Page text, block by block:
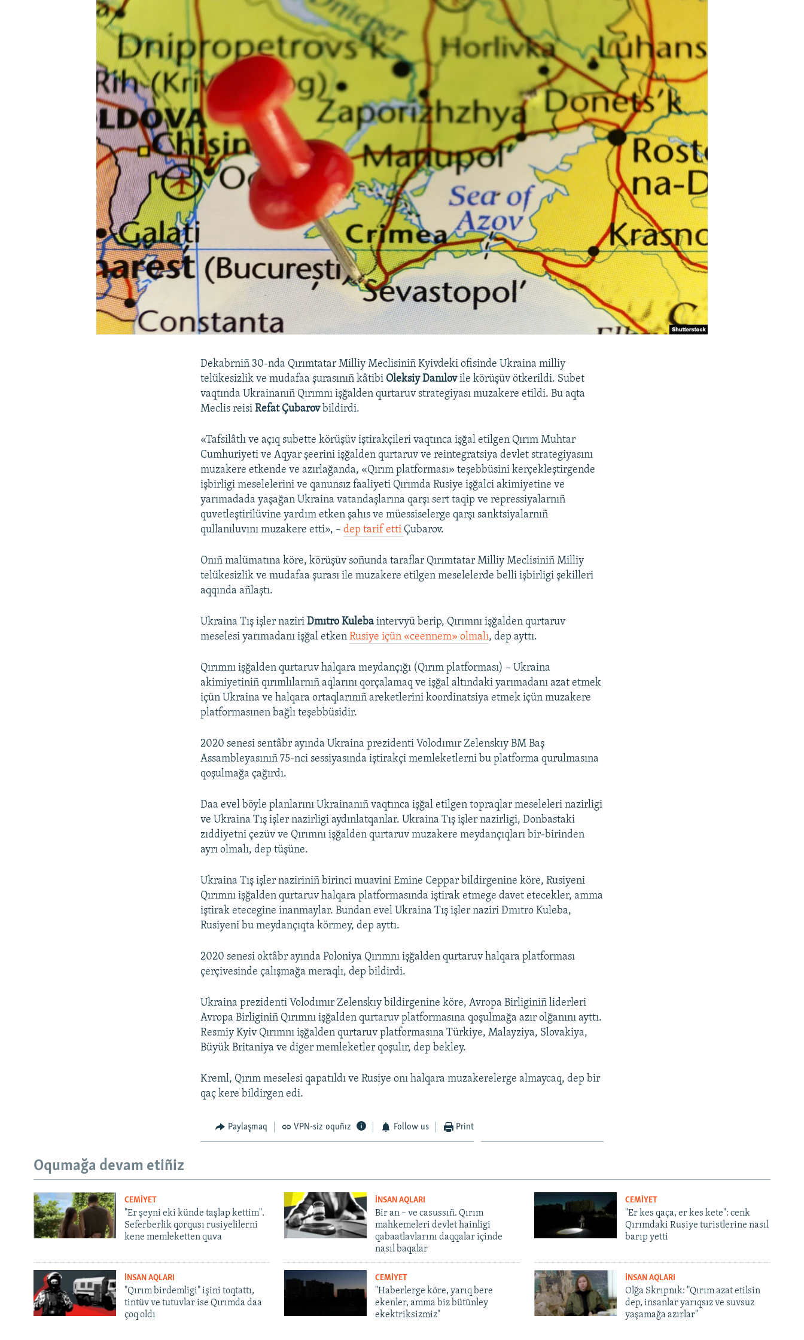
Dekabrniñ 30-nda Qırımtatar Milliy Meclisiniñ Kyivdeki ofisinde Ukraina milliy
telükesizlik ve mudafaa şurasınıñ kâtibi Oleksiy Danılovile körüşüv ötkerildi. Subet
vaqtında Ukrainanıñ Qırımnı işğalden qurtaruv strategiyası muzakere etildi. Bu aqta
Meclis reisiRefat Çubarov bildirdi.
«Tafsilâtlı ve açıq subette körüşüv iştirakçileri vaqtınca işğal etilgen Qırım Muhtar
Cumhuriyeti ve Aqyar şeerini işğalden qurtaruv ve reintegratsiya devlet strategiyasını
muzakere etkende ve azırlağanda, «Qırım platforması» teşebbüsini kerçekleştirgende
işbirligi meselelerini ve qanunsız faaliyeti Qırımda Rusiye işğalci akimiyetine ve
yarımadada yaşağan Ukraina vatandaşlarına qarşı sert taqip ve repressiyalarnıñ
quvetleştirilüvine yardım etken şahıs ve müessiselerge qarşı sanktsiyalarnıñ
qullanıluvını muzakere etti», –dep tarif etti Çubarov.
Onıñ malümatına köre, körüşüv soñunda taraflar Qırımtatar Milliy Meclisiniñ Milliy
telükesizlik ve mudafaa şurası ile muzakere etilgen meselelerde belli işbirligi şekilleri
aqqında añlaştı.
Ukraina Tış işler naziriDmıtro Kuleba intervyü berip, Qırımnı işğalden qurtaruv
meselesi yarımadanı işğal etkenRusiye içün «ceennem» olmalı, dep ayttı.
Qırımnı işğalden qurtaruv halqara meydançığı (Qırım platforması) – Ukraina
akimiyetiniñ qırımlılarnıñ aqlarını qorçalamaq ve işğal altındaki yarımadanı azat etmek
içün Ukraina ve halqara ortaqlarınıñ areketlerini koordinatsiya etmek içün muzakere
platformasınen bağlı teşebbüsidir.
2020 senesi sentâbr ayında Ukraina prezidenti Volodımır Zelenskıy BM Baş
Assambleyasınıñ 75-nci sessiyasında iştirakçi memleketlerni bu platforma qurulmasına
qoşulmağa çağırdı.
Daa evel böyle planlarını Ukrainanıñ vaqtınca işğal etilgen topraqlar meseleleri nazirligi
ve Ukraina Tış işler nazirligi aydınlatqanlar. Ukraina Tış işler nazirligi, Donbastaki
zıddiyetni çezüv ve Qırımnı işğalden qurtaruv muzakere meydançıqları bir-birinden
ayrı olmalı, dep tüşüne.
Ukraina Tış işler naziriniñ birinci muavini Emine Ceppar bildirgenine köre, Rusiyeni
Qırımnı işğalden qurtaruv halqara platformasında iştirak etmege davet etecekler, amma
iştirak etecegine inanmaylar. Bundan evel Ukraina Tış işler naziri Dmıtro Kuleba,
Rusiyeni bu meydançıqta körmey, dep ayttı.
2020 senesi oktâbr ayında Poloniya Qırımnı işğalden qurtaruv halqara platforması
çerçivesinde çalışmağa meraqlı, dep bildirdi.
Ukraina prezidenti Volodımır Zelenskıy bildirgenine köre, Avropa Birliginiñ liderleri
Avropa Birliginiñ Qırımnı işğalden qurtaruv platformasına qoşulmağa azır olğanını ayttı.
Resmiy Kyiv Qırımnı işğalden qurtaruv platformasına Türkiye, Malayziya, Slovakiya,
Büyük Britaniya ve diger memleketler qoşulır, dep bekley.
Kreml, Qırım meselesi qapatıldı ve Rusiye onı halqara muzakerelerge almaycaq, dep bir
qaç kere bildirgen edi.
Paylaşmaq VPN-siz oquñız Follow us Print
Oqumağa devam etiñiz
CEMİYET
"Er şeyni eki künde taşlap kettim".
Seferberlik qorqusı rusiyelilerni
kene memleketten quva
İNSAN AQLARI
Bir an – ve casussıñ. Qırım
mahkemeleri devlet hainligi
qabaatlavlarını daqqalar içinde
nasıl baqalar
CEMİYET
"Er kes qaça, er kes kete": cenk
Qırımdaki Rusiye turistlerine nasıl
barıp yetti
İNSAN AQLARI
"Qırım birdemligi" işini toqtattı,
tintüv ve tutuvlar ise Qırımda daa
çoq oldı
CEMİYET
"Haberlerge köre, yarıq bere
ekenler, amma biz bütünley
ekektriksizmiz"
İNSAN AQLARI
Olğa Skrıpnık: "Qırım azat etilsin
dep, insanlar yarıqsız ve suvsuz
yaşamağa azırlar"